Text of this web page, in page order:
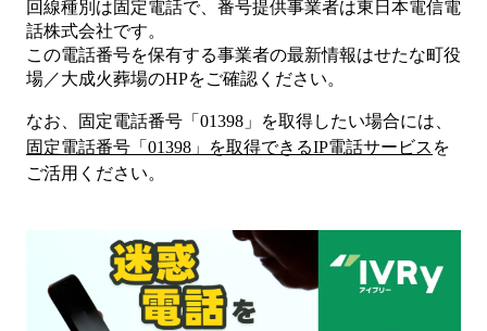
回線種別は固定電話で、番号提供事業者は東日本電信電
話株式会社です。
この電話番号を保有する事業者の最新情報はせたな町役
場／大成火葬場のHPをご確認ください。
なお、固定電話番号「 01398 」を取得したい場合には、
固定電話番号「 01398 」を取得できるIP電話サービス を
ご活用ください。